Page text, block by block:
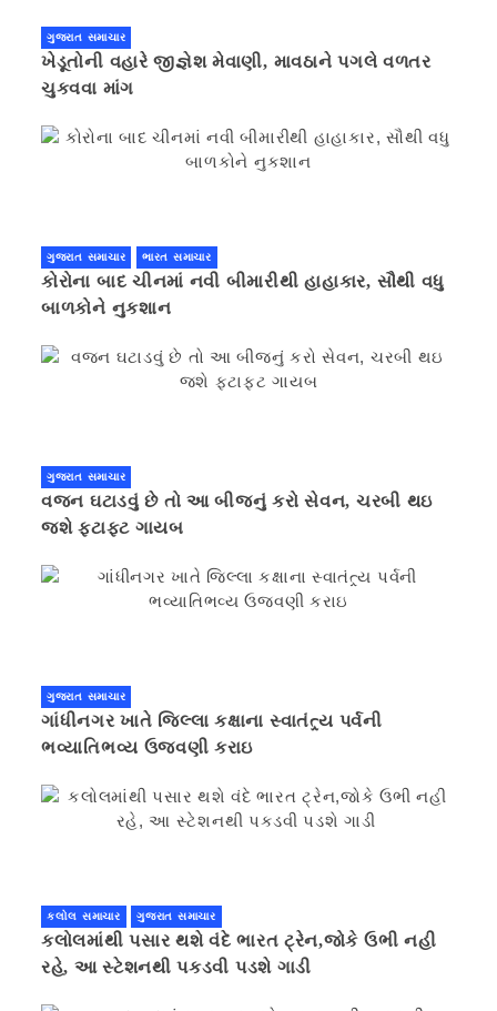
ગુજરાત સમાચાર
ખેડૂતોની વહારે જીજ્ઞેશ મેવાણી, માવઠાને પગલે વળતર
ચુકવવા માંગ
ગુજરાત સમાચાર ભારત સમાચાર
કોરોના બાદ ચીનમાં નવી બીમારીથી હાહાકાર, સૌથી વધુ
બાળકોને નુકશાન
ગુજરાત સમાચાર
વજન ઘટાડવું છે તો આ બીજનું કરો સેવન, ચરબી થઇ
જશે ફટાફટ ગાયબ
ગુજરાત સમાચાર
ગાંધીનગર ખાતે જિલ્લા કક્ષાના સ્વાતંત્ર્ય પર્વની
ભવ્યાતિભવ્ય ઉજવણી કરાઇ
કલોલ સમાચાર ગુજરાત સમાચાર
કલોલમાંથી પસાર થશે વંદે ભારત ટ્રેન,જોકે ઉભી નહી
રહે, આ સ્ટેશનથી પકડવી પડશે ગાડી